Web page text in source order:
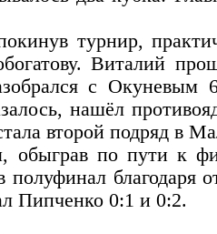
турнир,
Виталий
с Окуневым
нашёл
второй подряд в
обыграв по пути к
благодаря
Пипченко 0:1 и 0:2.